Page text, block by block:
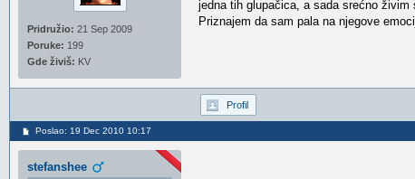
Pridružio: 21 Sep 2009
Poruke: 199
Gde živiš: KV
jedna tih glupačica, a sada srećno
Priznajem da sam pala na njegove
Profil
Poslao: 19 Dec 2010 10:17
stefanshee